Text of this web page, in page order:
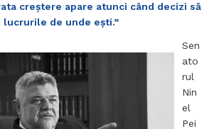
creștere apare atunci când decizi să
lucrurile de unde ești.”
Sen
ato
rul
Nin
el
Pei